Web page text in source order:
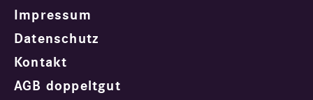
Impressum
Datenschutz
Kontakt
AGB doppeltgut